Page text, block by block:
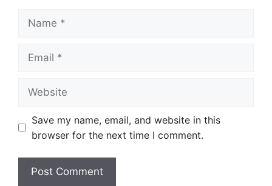
Save my name, email, and website in this
browser for the next time I comment.